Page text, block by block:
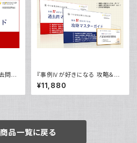
『事例Ⅳが好きになる 攻略＆過
去問マスターガイド』ブーストパ
ック
¥11,880
商品一覧に戻る